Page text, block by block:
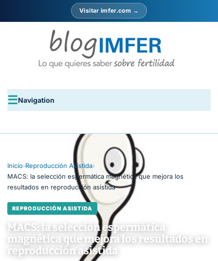
Visitar imfer.com →
Navigation
Inicio›Reproducción Asistida›
MACS: la selección espermática magnética que mejora los
resultados en reproducción asistida
REPRODUCCIÓN ASISTIDA
MACS: la selección espermática
magnética que mejora los resultados en
reproducción asistida